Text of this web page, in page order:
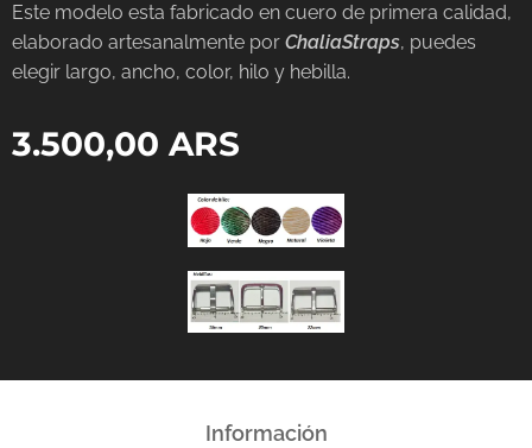
Este modelo esta fabricado en cuero de primera calidad,
elaborado artesanalmente por ChaliaStraps, puedes
elegir largo, ancho, color, hilo y hebilla.
3.500,00 ARS
Información